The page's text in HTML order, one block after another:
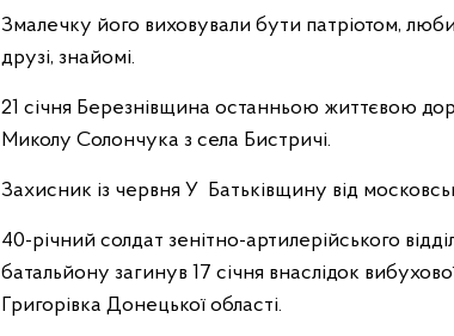
Змалечку його виховували бути патріотом,
друзі, знайомі.
21 січня Березнівщина останньою життєвою
Миколу Солончука з села Бистричі.
Захисник із червня У Батьківщину від
40-річний солдат зенітно-артилерійського
батальйону загинув 17 січня внаслідок
Григорівка Донецької області.